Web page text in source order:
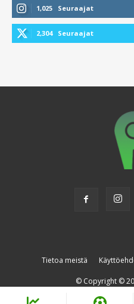
1,025 Seuraajat
2,304 Seuraajat
Tietoa meistä
© Copyright ©